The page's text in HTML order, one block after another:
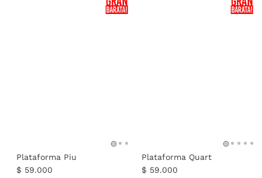
Plataforma Piu
$ 59.000
Plataforma Quart
$ 59.000